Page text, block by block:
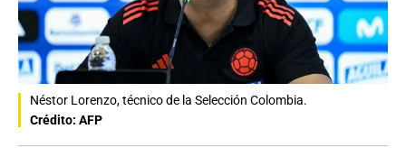
Néstor Lorenzo, técnico de la Selección Colombia.
Crédito: AFP